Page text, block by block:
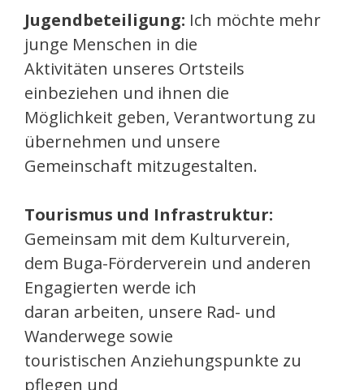
Jugendbeteiligung: Ich möchte mehr
junge Menschen in die
Aktivitäten unseres Ortsteils
einbeziehen und ihnen die
Möglichkeit geben, Verantwortung zu
übernehmen und unsere
Gemeinschaft mitzugestalten.
Tourismus und Infrastruktur:
Gemeinsam mit dem Kulturverein,
dem Buga-Förderverein und anderen
Engagierten werde ich
daran arbeiten, unsere Rad- und
Wanderwege sowie
touristischen Anziehungspunkte zu
pflegen und